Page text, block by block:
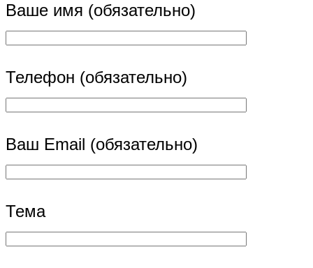
Ваше имя (обязательно)
Телефон (обязательно)
Ваш Email (обязательно)
Тема